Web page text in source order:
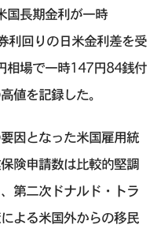
国長期金利が一時
利回りの日米金利差を受
相場で一時147円84銭付
値を記録した。
因となった米国雇用統
険申請数は比較的堅調
第二次ドナルド・トラ
よる米国外からの移民